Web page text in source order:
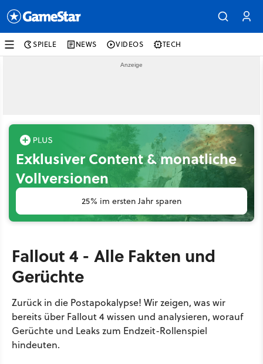
SPIELE NEWS VIDEOS TECH
Exklusiver Content & monatliche
Vollversionen
25% im ersten Jahr sparen
Fallout 4 - Alle Fakten und
Gerüchte
Zurück in die Postapokalypse! Wir zeigen, was wir
bereits über Fallout 4 wissen und analysieren, worauf
Gerüchte und Leaks zum Endzeit-Rollenspiel
hindeuten.